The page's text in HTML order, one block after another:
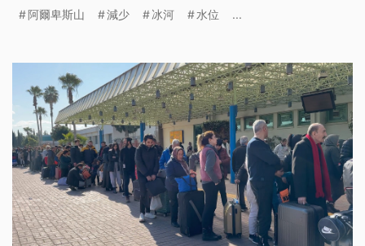
暖化可能在百年內消失。
阿爾卑斯山 減少 冰河 水位 ...